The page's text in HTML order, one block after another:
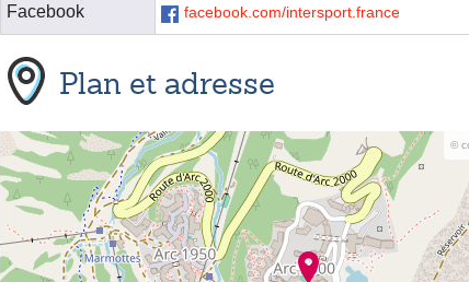
Facebook facebook.com/intersport.france
Plan et adresse
©